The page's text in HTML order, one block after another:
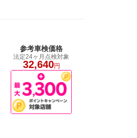
参考車検価格
法定24ヶ月点検対象
32,640円